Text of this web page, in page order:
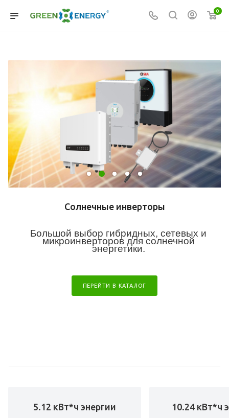
0
Солнечные инверторы
Большой выбор гибридных, сетевых и
микроинверторов для солнечной
энергетики.
ПЕРЕЙТИ В КАТАЛОГ
5.12 кВт*ч энергии 10.24 кВт*ч